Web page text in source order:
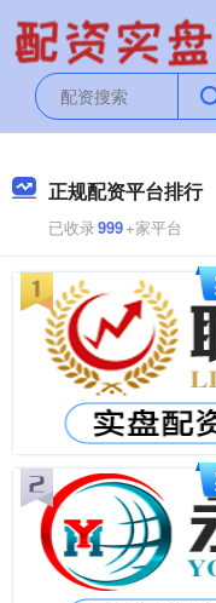
正规配资平台排行
已收录999+家平台